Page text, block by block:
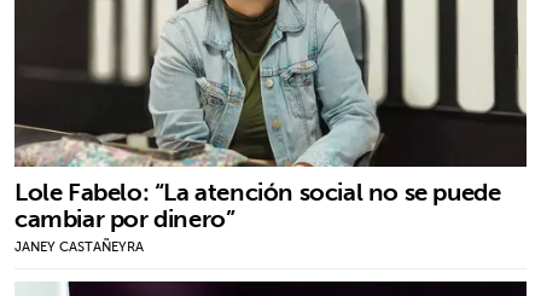
Lole Fabelo: “La atención social no se puede
cambiar por dinero”
JANEY CASTAÑEYRA